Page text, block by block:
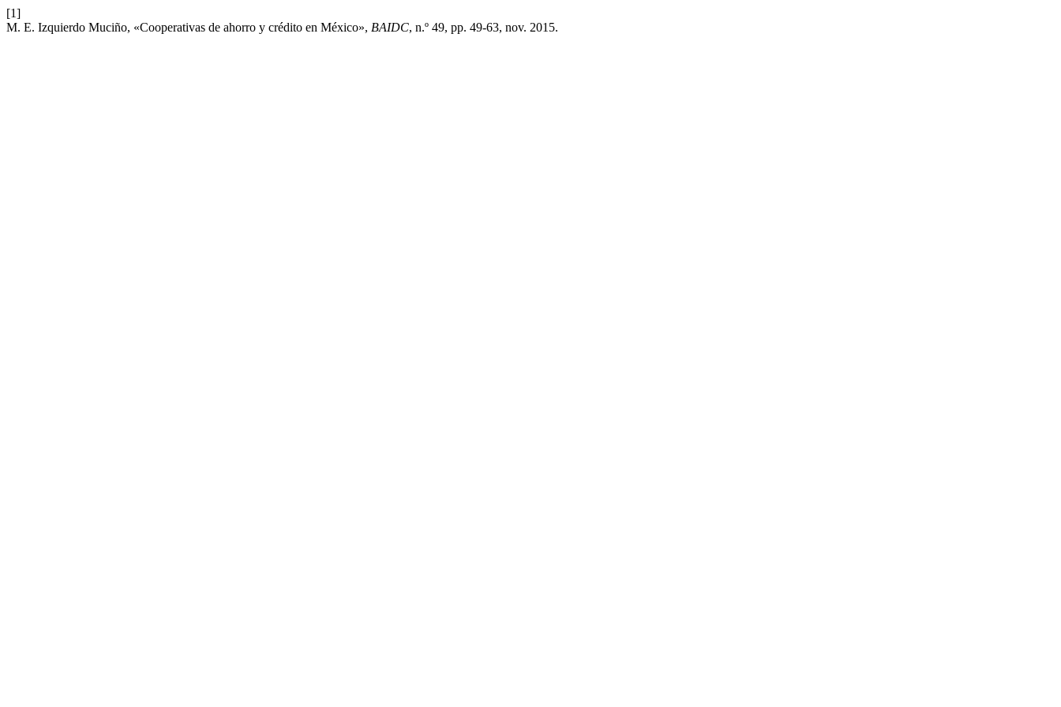
[1]
M. E. Izquierdo Muciño, «Cooperativas de ahorro y crédito en México», BAIDC, n.º 49, pp. 49-63, nov. 2015.